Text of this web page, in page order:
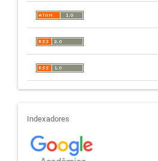
indexadores
Indexadores